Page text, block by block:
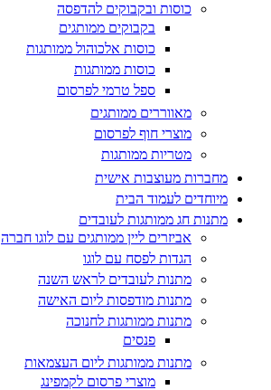
כוסות ובקבוקים להדפסה
בקבוקים ממותגים
כוסות אלכוהול ממותגות
כוסות ממותגות
ספל טרמי לפרסום
מאווררים ממותגים
מוצרי חוף לפרסום
מטריות ממותגות
מחברות מעוצבות אישית
מיוחדים לעמוד הבית
מתנות חג ממותגות לעובדים
אביזרים ליין ממותגים עם לוגו חברה
הגדות לפסח עם לוגו
מתנות לעובדים לראש השנה
מתנות מודפסות ליום האישה
מתנות ממותגות לחנוכה
פנסים
מתנות ממותגות ליום העצמאות
מוצרי פרסום לקמפינג